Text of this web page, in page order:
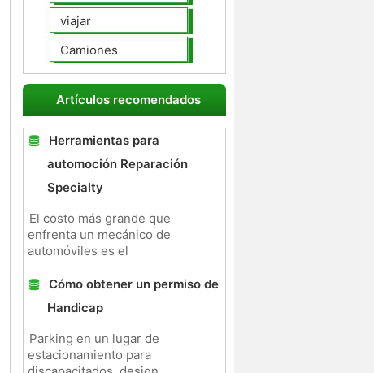
viajar
Camiones
Artículos recomendados
Herramientas para
automoción Reparación
Specialty
El costo más grande que
enfrenta un mecánico de
automóviles es el
Cómo obtener un permiso de
Handicap
Parking en un lugar de
estacionamiento para